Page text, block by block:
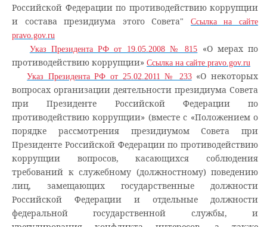
Российской Федерации по противодействию коррупции
и состава президиума этого Совета"
Ссылка на сайте
pravo.gov.ru
Указ Президента РФ от 19.05.2008 № 815
«О мерах по
противодействию коррупции» Ссылка на сайте pravo.gov.ru
Указ Президента РФ от 25.02.2011 № 233«О некоторых
вопросах организации деятельности президиума Совета
при Президенте Российской Федерации по
противодействию коррупции» (вместе с «Положением о
порядке рассмотрения президиумом Совета при
Президенте Российской Федерации по противодействию
коррупции вопросов, касающихся соблюдения
требований к служебному (должностному) поведению
лиц, замещающих государственные должности
Российской Федерации и отдельные должности
федеральной государственной службы, и